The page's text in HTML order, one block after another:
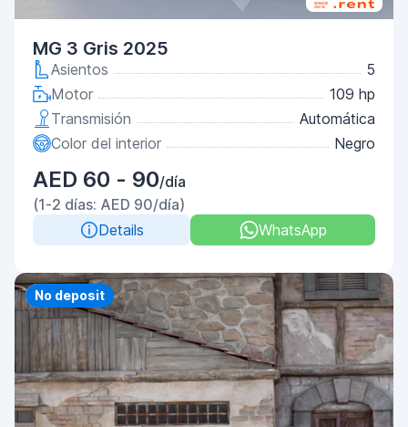
MG 3 Gris 2025
Asientos
5
Motor
109 hp
Transmisión
Automática
Color del interior
Negro
AED 60 - 90/día
(1-2 días: AED 90/día)
Details
WhatsApp
Priority
No deposit